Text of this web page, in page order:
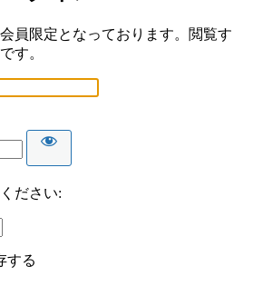
員限定となっております。閲覧す
す。
ださい:
する